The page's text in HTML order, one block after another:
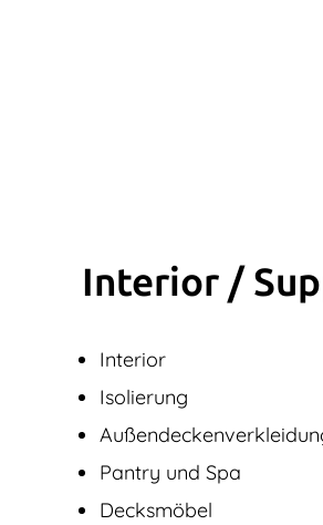
Interior /
Interior
Isolierung
Pantry und Spa
Decksmöbel